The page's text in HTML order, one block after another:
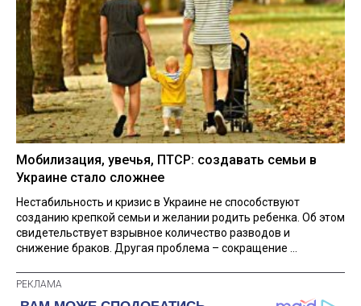
Мобилизация, увечья, ПТСР: создавать семьи в
Украине стало сложнее
Нестабильность и кризис в Украине не способствуют
созданию крепкой семьи и желании родить ребенка. Об этом
свидетельствует взрывное количество разводов и
снижение браков. Другая проблема – сокращение ...